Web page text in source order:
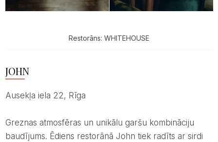
Restorāns: WHITEHOUSE
JOHN
Ausekļa iela 22, Rīga
Greznas atmosfēras un unikālu garšu kombināciju
baudījums. Ēdiens restorānā John tiek radīts ar sirdi